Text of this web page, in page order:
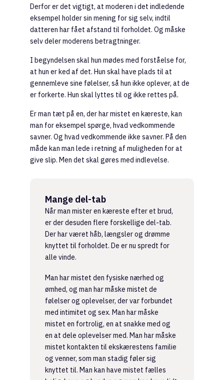
Derfor er det vigtigt, at moderen i det indledende
eksempel holder sin mening for sig selv, indtil
datteren har fået afstand til forholdet. Og måske
selv deler moderens betragtninger.
I begyndelsen skal hun mødes med forståelse for,
at hun er ked af det. Hun skal have plads til at
gennemleve sine følelser, så hun ikke oplever, at de
er forkerte. Hun skal lyttes til og ikke rettes på.
Er man tæt på en, der har mistet en kæreste, kan
man for eksempel spørge, hvad vedkommende
savner. Og hvad vedkommende ikke savner. På den
måde kan man lede i retning af muligheden for at
give slip. Men det skal gøres med indlevelse.
Mange del-tab
Når man mister en kæreste efter et brud,
er der desuden flere forskellige del-tab.
Der har været håb, længsler og drømme
knyttet til forholdet. De er nu spredt for
alle vinde.
Man har mistet den fysiske nærhed og
ømhed, og man har måske mistet de
følelser og oplevelser, der var forbundet
med intimitet og sex. Man har måske
mistet en fortrolig, en at snakke med og
en at dele oplevelser med. Man har måske
mistet kontakten til ekskærestens familie
og venner, som man stadig føler sig
knyttet til. Man kan have mistet fælles